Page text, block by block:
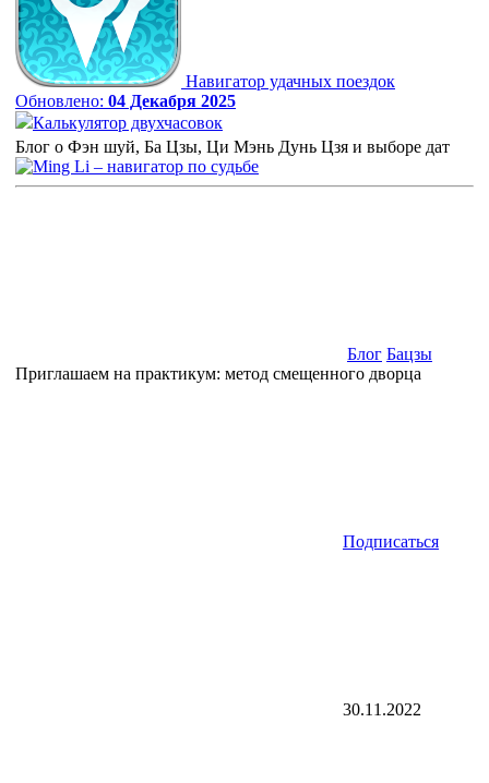
Навигатор удачных поездок
Обновлено: 04 Декабря 2025
Калькулятор двухчасовок
Блог о Фэн шуй, Ба Цзы, Ци Мэнь Дунь Цзя и выборе дат
Блог Бацзы
Приглашаем на практикум: метод смещенного дворца
Подписаться
30.11.2022